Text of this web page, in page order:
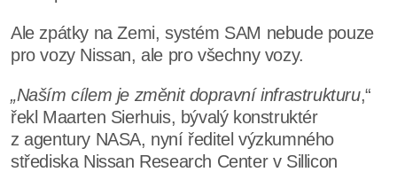
Ale zpátky na Zemi, systém SAM nebude pouze
pro vozy Nissan, ale pro všechny vozy.
„Naším cílem je změnit dopravní infrastrukturu,“
řekl Maarten Sierhuis, bývalý konstruktér
z agentury NASA, nyní ředitel výzkumného
střediska Nissan Research Center v Sillicon